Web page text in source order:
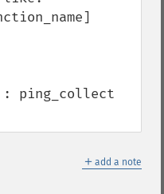
ping_collect
＋ add a note